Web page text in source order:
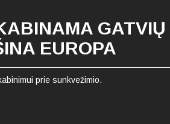
GATVIŲ
EUROPA
prie sunkvežimio.